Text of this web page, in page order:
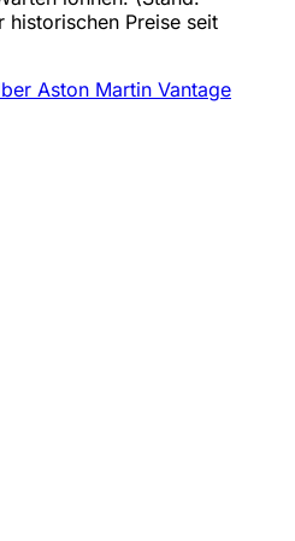
Preise seit
Aston Martin Vantage